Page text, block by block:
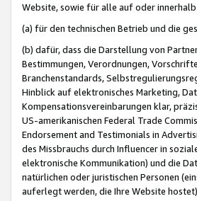
Website, sowie für alle auf oder
(a) für den technischen Betrieb und die
(b) dafür, dass die Darstellung von
Bestimmungen, Verordnungen,
Branchenstandards,
Hinblick auf elektronisches Marketing,
Kompensationsvereinbarungen klar,
US-amerikanischen Federal Trade
Endorsement and Testimonials in
des Missbrauchs durch Influencer in
elektronische Kommunikation) und die
natürlichen oder juristischen Personen
auferlegt werden, die Ihre Website